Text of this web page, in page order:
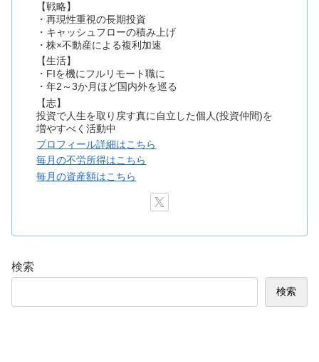
【戦略】
・再現性重視の長期投資
・キャッシュフローの積み上げ
・株×不動産による複利加速
【生活】
・FIを機にフルリモート職に
・年2～3か月ほど国内外を巡る
【志】
投資で人生を取り戻す真に自立した個人(投資仲間)を
増やすべく活動中
プロフィール詳細はこちら
毎月の不労所得はこちら
毎月の資産額はこちら
検索
検索